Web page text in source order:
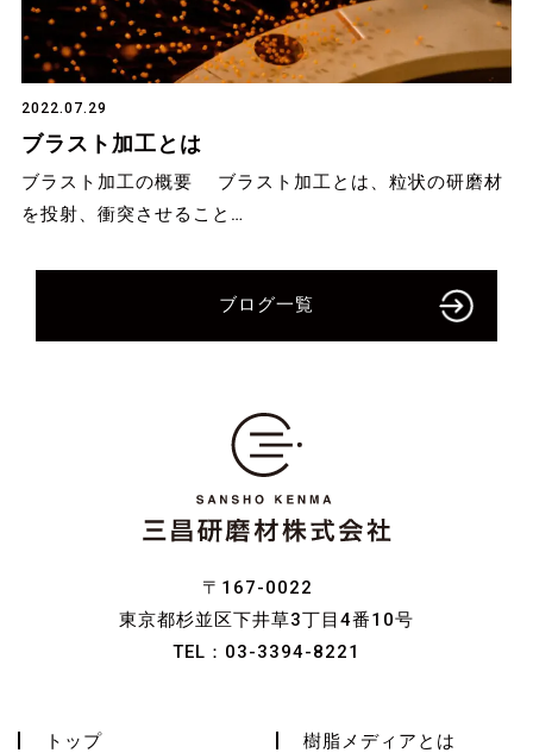
2022.07.29
ブラスト加工とは
ブラスト加工の概要 ブラスト加工とは、粒状の研磨材
を投射、衝突させること…
ブログ一覧
〒167-0022
東京都杉並区下井草3丁目4番10号
TEL： 03-3394-8221
トップ 樹脂メディアとは